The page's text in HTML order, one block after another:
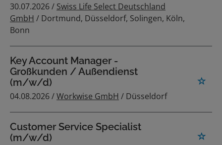
30.07.2026 / Swiss Life Select Deutschland
GmbH / Dortmund, Düsseldorf, Solingen, Köln,
Bonn
Key Account Manager -
Großkunden / Außendienst
(m/w/d)
04.08.2026 /Workwise GmbH / Düsseldorf
Customer Service Specialist
(m/w/d)